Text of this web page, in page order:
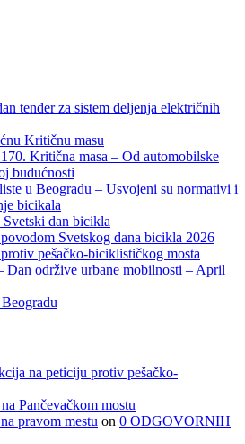
tender za sistem deljenja električnih
Kritičnu masu
Kritična masa – Od automobilske
budućnosti
u Beogradu – Usvojeni su normativi i
bicikala
Svetski dan bicikla
Svetskog dana bicikla 2026
pešačko-biciklističkog mosta
Dan održive urbane mobilnosti – April
na peticiju protiv pešačko-
Pančevačkom mostu
pravom mestu on 0 ODGOVORNIH